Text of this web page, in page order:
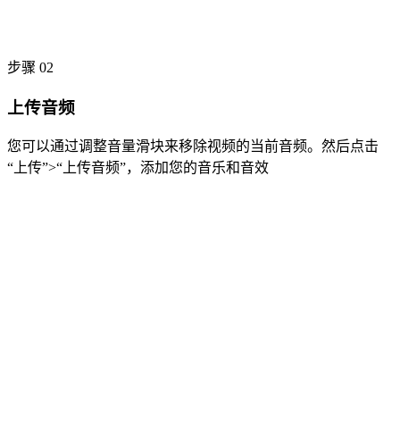
步骤 02
上传音频
您可以通过调整音量滑块来移除视频的当前音频。然后点击
“上传”>“上传音频”，添加您的音乐和音效